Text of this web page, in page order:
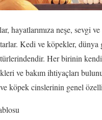
hayatlarımıza neşe, sevgi
Kedi ve köpekler,
Her birinin
ve bakım ihtiyaçları
köpek cinslerinin genel